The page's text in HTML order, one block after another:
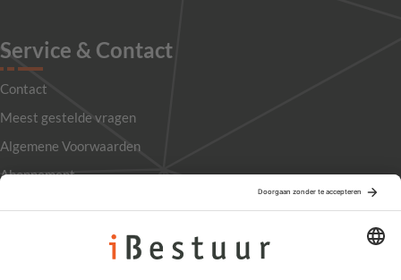
Service & Contact
Contact
Meest gestelde vragen
Algemene Voorwaarden
Abonnement